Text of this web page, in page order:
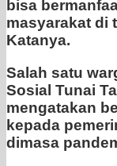
bisa
masyarakat di
Katanya.
Salah satu
Sosial Tunai
mengatakan
kepada
dimasa